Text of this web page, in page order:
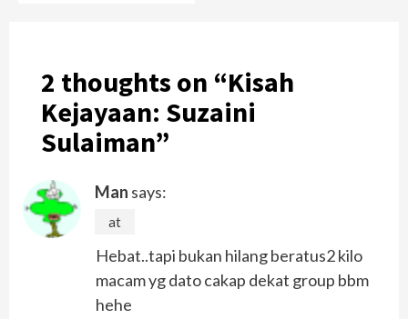
2 thoughts on “Kisah
Kejayaan: Suzaini
Sulaiman”
Man says:
at
Hebat..tapi bukan hilang beratus2 kilo
macam yg dato cakap dekat group bbm
hehe